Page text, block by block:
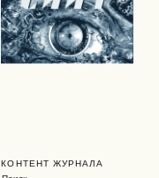
КОНТЕНТ ЖУРНАЛА